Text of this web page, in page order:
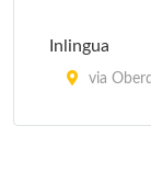
Inlingua
via